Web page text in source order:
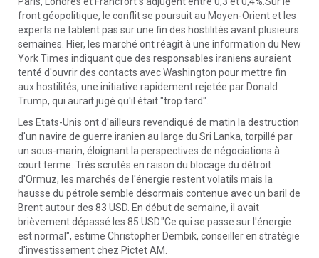
front géopolitique, le conflit se poursuit au Moyen-Orient et les
experts ne tablent pas sur une fin des hostilités avant plusieurs
semaines. Hier, les marché ont réagit à une information du New
York Times indiquant que des responsables iraniens auraient
tenté d'ouvrir des contacts avec Washington pour mettre fin
aux hostilités, une initiative rapidement rejetée par Donald
Trump, qui aurait jugé qu'il était "trop tard".
Les Etats-Unis ont d'ailleurs revendiqué de matin la destruction
d'un navire de guerre iranien au large du Sri Lanka, torpillé par
un sous-marin, éloignant la perspectives de négociations à
court terme. Très scrutés en raison du blocage du détroit
d'Ormuz, les marchés de l'énergie restent volatils mais la
hausse du pétrole semble désormais contenue avec un baril de
Brent autour des 83 USD. En début de semaine, il avait
brièvement dépassé les 85 USD."Ce qui se passe sur l'énergie
est normal", estime Christopher Dembik, conseiller en stratégie
d'investissement chez Pictet AM.